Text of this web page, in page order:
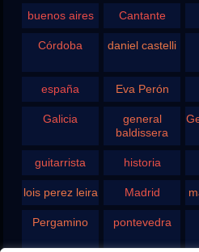
buenos aires Cantante
Córdoba daniel castelli
españa Eva Perón
Galicia
general
baldissera
guitarrista historia
lois perez leira Madrid
Pergamino pontevedra